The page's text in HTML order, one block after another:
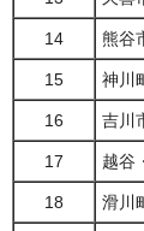
14 熊谷
15 神川
16 吉川
17 越谷
18 滑川